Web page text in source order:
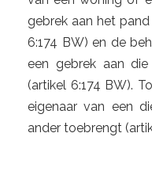
gebrek aan het
6:174 BW) en de
een gebrek aan
(artikel 6:174 BW).
eigenaar van een
ander toebrengt